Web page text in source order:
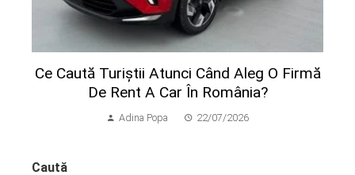
Ce Caută Turiștii Atunci Când Aleg O Firmă
De Rent A Car În România?
Adina Popa 22/07/2026
Caută